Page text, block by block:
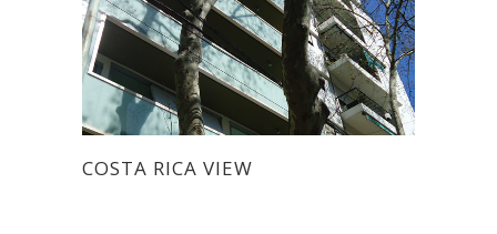
COSTA RICA VIEW